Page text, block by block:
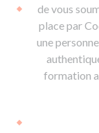
de vous
place par
une
formation